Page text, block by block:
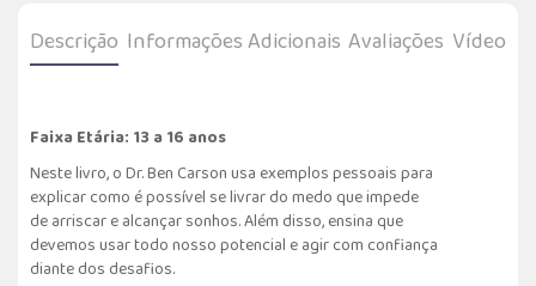
Descrição Informações Adicionais Avaliações Vídeo
Faixa Etária: 13 a 16 anos
Neste livro, o Dr. Ben Carson usa exemplos pessoais para
explicar como é possível se livrar do medo que impede
de arriscar e alcançar sonhos. Além disso, ensina que
devemos usar todo nosso potencial e agir com confiança
diante dos desafios.